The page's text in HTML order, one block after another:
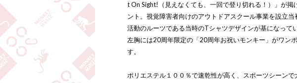
t On Sight!（見えなくても、一回で登り切れる！）」が掲
ント。視覚障害者向けのアウトドアスクール事業を設立当
活動のルーツである当時のTシャツデザインが基になってい
左胸には20周年限定の「20周年お祝いモンキー」がワン
す。
ポリエステル１００％で速乾性が高く、スポーツシーンで